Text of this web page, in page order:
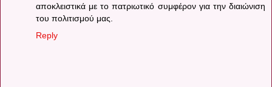
αποκλειστικά με το πατριωτικό συμφέρον για την διαιώνιση
του πολιτισμού μας.
Reply